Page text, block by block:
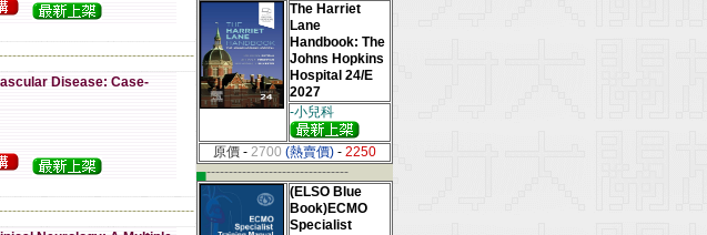
Disease: Case-
The Harriet
Lane
Handbook: The
Johns Hopkins
Hospital 24/E
2027
-小兒科
原價 - 2700 (熱賣價) - 2250
▄--------------------------------
(ELSO Blue
Book)ECMO
Specialist